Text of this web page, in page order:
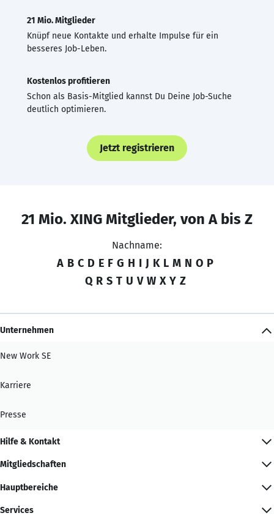
21 Mio. Mitglieder
Knüpf neue Kontakte und erhalte Impulse für ein
besseres Job-Leben.
Kostenlos profitieren
Schon als Basis-Mitglied kannst Du Deine Job-Suche
deutlich optimieren.
Jetzt registrieren
21 Mio. XING Mitglieder, von A bis Z
Nachname:
A B C D E F G H I J K L M N O P
Q R S T U V W X Y Z
Unternehmen
New Work SE
Karriere
Presse
Hilfe & Kontakt
Mitgliedschaften
Hauptbereiche
Services